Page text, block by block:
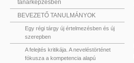
tanárképzésben
BEVEZETŐ TANULMÁNYOK
Egy régi tárgy új értelmezésben és új
szerepben
A felejtés kritikája. A neveléstörténet
fókusza a kompetencia alapú